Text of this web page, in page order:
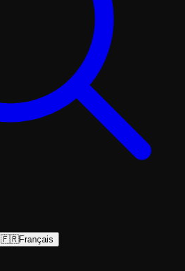
🇫🇷Français